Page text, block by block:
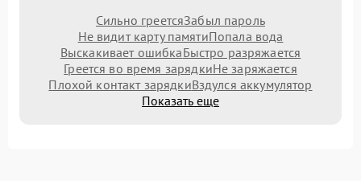
Сильно греетсяЗабыл пароль
Не видит карту памятиПопала вода
Выскакивает ошибкаБыстро разряжается
Греется во время зарядкиНе заряжается
Плохой контакт зарядкиВздулся аккумулятор
Показать еще